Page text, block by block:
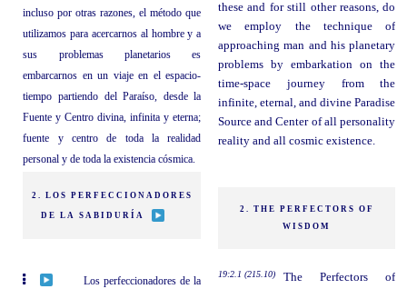
incluso por otras razones, el método que
utilizamos para acercarnos al hombre y a
sus problemas planetarios es
embarcarnos en un viaje en el espacio-
tiempo partiendo del Paraíso, desde la
Fuente y Centro divina, infinita y eterna;
fuente y centro de toda la realidad
personal y de toda la existencia cósmica.
these and for still other reasons, do
we employ the technique of
approaching man and his planetary
problems by embarkation on the
time-space journey from the
infinite, eternal, and divine Paradise
Source and Center of all personality
reality and all cosmic existence.
2. LOS PERFECCIONADORES
DE LA SABIDURÍA
2. THE PERFECTORS OF
WISDOM
Los perfeccionadores de la
19:2.1 (215.10)
The Perfectors of